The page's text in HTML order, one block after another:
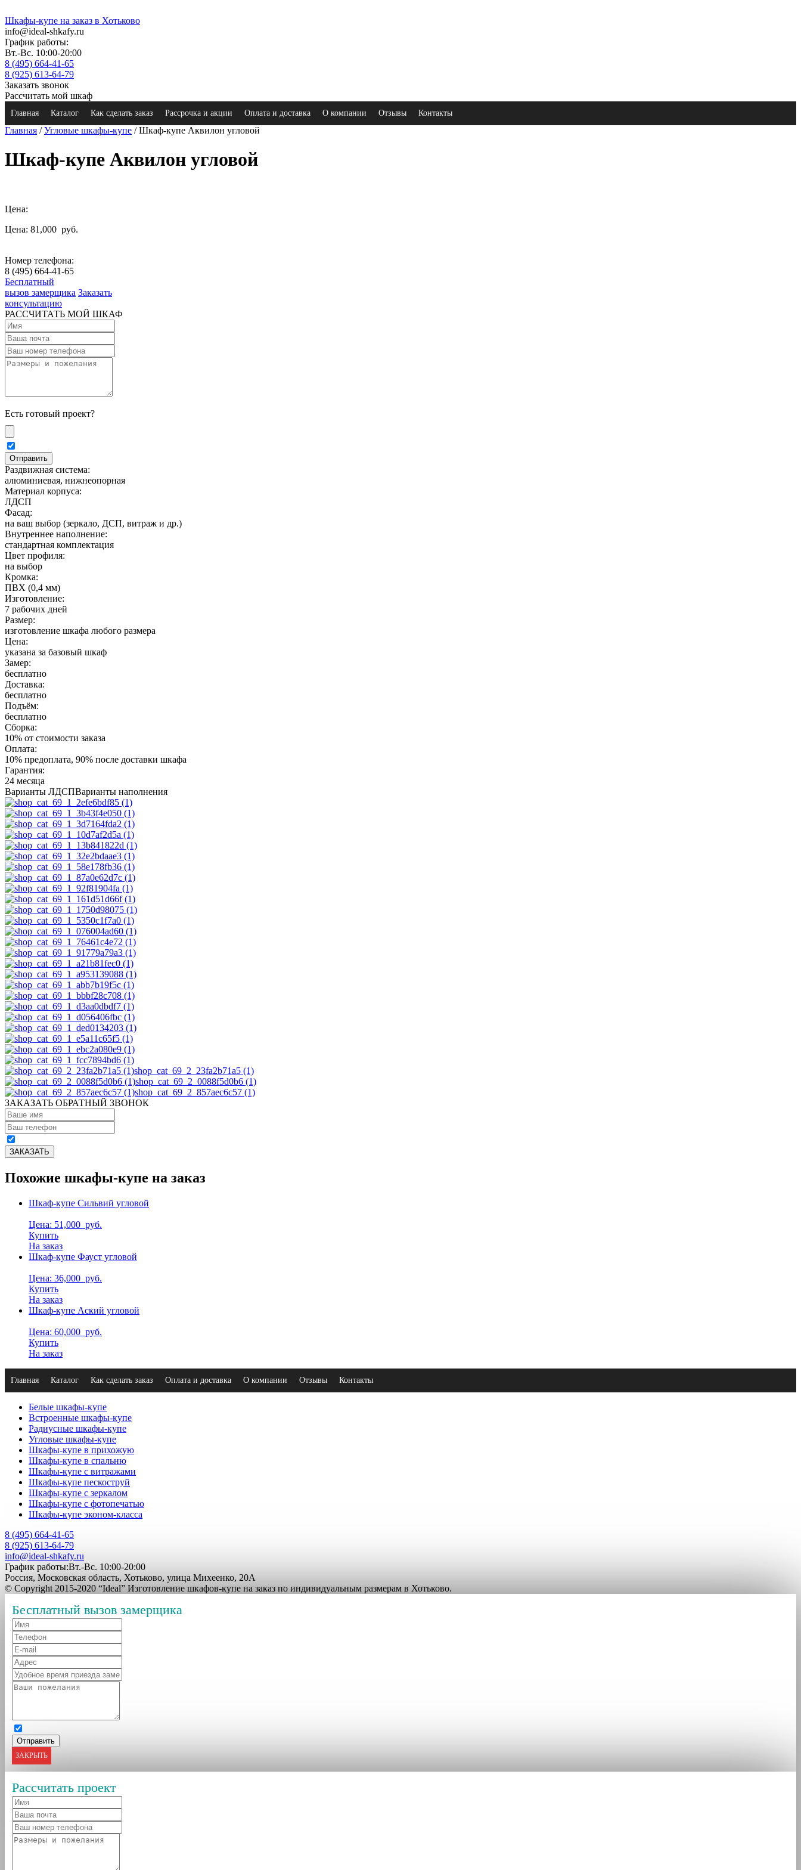
Шкафы-купе на заказ в Хотьково
info@ideal-shkafy.ru
График работы:
Вт.-Вс. 10:00-20:00
8 (495) 664-41-65
8 (925) 613-64-79
Заказать звонок
Рассчитать мой шкаф
Главная Каталог Как сделать заказ Рассрочка и акции Оплата и доставка О компании Отзывы Контакты
Главная /Угловые шкафы-купе / Шкаф-купе Аквилон угловой
Шкаф-купе Аквилон угловой
Цена:
Цена: 81,000 руб.
Номер телефона:
8 (495) 664-41-65
Бесплатный
вызов замерщика Заказать
консультацию
РАССЧИТАТЬ МОЙ ШКАФ
Есть готовый проект?
Раздвижная система:
алюминиевая, нижнеопорная
Материал корпуса:
ЛДСП
Фасад:
на ваш выбор (зеркало, ДСП, витраж и др.)
Внутреннее наполнение:
стандартная комплектация
Цвет профиля:
на выбор
Кромка:
ПВХ (0,4 мм)
Изготовление:
7 рабочих дней
Размер:
изготовление шкафа любого размера
Цена:
указана за базовый шкаф
Замер:
бесплатно
Доставка:
бесплатно
Подъём:
бесплатно
Сборка:
10% от стоимости заказа
Оплата:
10% предоплата, 90% после доставки шкафа
Гарантия:
24 месяца
Варианты ЛДСПВарианты наполнения
shop_cat_69_2_23fa2b71a5 (1)
shop_cat_69_2_0088f5d0b6 (1)
shop_cat_69_2_857aec6c57 (1)
ЗАКАЗАТЬ ОБРАТНЫЙ ЗВОНОК
Похожие шкафы-купе на заказ
Шкаф-купе Сильвий угловой
Цена: 51,000 руб.
Купить
На заказ
Шкаф-купе Фауст угловой
Цена: 36,000 руб.
Купить
На заказ
Шкаф-купе Аский угловой
Цена: 60,000 руб.
Купить
На заказ
Главная Каталог Как сделать заказ Оплата и доставка О компании Отзывы Контакты
Белые шкафы-купе
Встроенные шкафы-купе
Радиусные шкафы-купе
Угловые шкафы-купе
Шкафы-купе в прихожую
Шкафы-купе в спальню
Шкафы-купе с витражами
Шкафы-купе пескоструй
Шкафы-купе с зеркалом
Шкафы-купе с фотопечатью
Шкафы-купе эконом-класса
8 (495) 664-41-65
8 (925) 613-64-79
info@ideal-shkafy.ru
График работы:Вт.-Вс. 10:00-20:00
Россия, Московская область, Хотьково, улица Михеенко, 20А
© Copyright 2015-2020 “Ideal” Изготовление шкафов-купе на заказ по индивидуальным размерам в Хотьково.
Бесплатный вызов замерщика
ЗАКРЫТЬ
Рассчитать проект